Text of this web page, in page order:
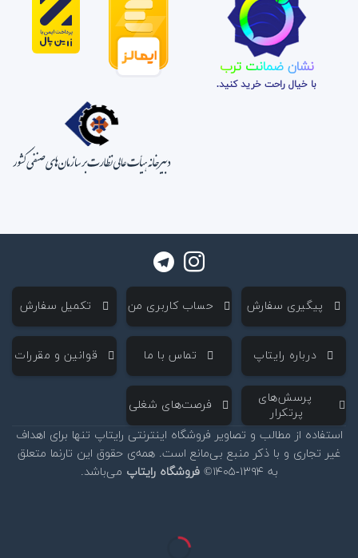
نشان ضمانت ترب
با خیال راحت خرید کنید.
‌ پیگیری سفارش ‌ حساب کاربری من ‌ تکمیل سفارش
‌ درباره رایتاپ ‌ تماس با ما ‌ قوانین و مقررات
‌ پرسش‌های
پرتکرار
‌ فرصت‌های شغلی
استفاده از مطالب و تصاویر فروشگاه اینترنتی رایتاپ تنها برای اهداف
غیر تجاری و با ذکر منبع بی‌مانع است. همه‌ی حقوق این تارنما متعلق
به ۱۳۹۴-۱۴۰۵©
فروشگاه رایتاپ می‌باشد.